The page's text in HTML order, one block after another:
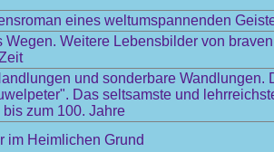
eines weltumspannenden
Wegen. Weitere Lebensbilder von
und sonderbare Wandlungen.
Das seltsamste und
zum 100. Jahre
im Heimlichen Grund